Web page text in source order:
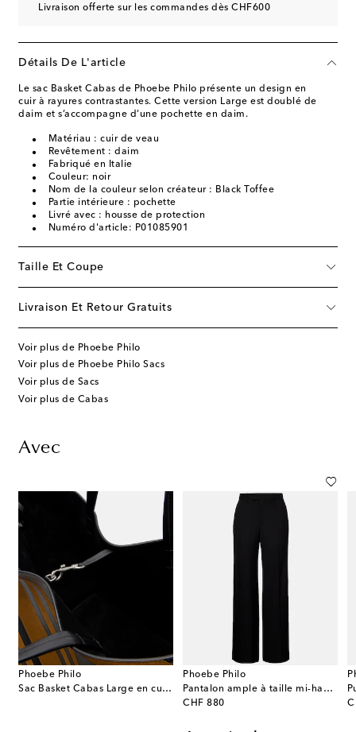
Livraison offerte sur les commandes dès CHF600
Détails De L'article
Le sac Basket Cabas de Phoebe Philo présente un design en
cuir à rayures contrastantes. Cette version Large est doublé de
daim et s’accompagne d’une pochette en daim.
Matériau : cuir de veau
Revêtement : daim
Fabriqué en Italie
Couleur: noir
Nom de la couleur selon créateur : Black Toffee
Partie intérieure : pochette
Livré avec : housse de protection
Numéro d'article: P01085901
Taille Et Coupe
Livraison Et Retour Gratuits
Voir plus de Phoebe Philo
Voir plus de Phoebe Philo Sacs
Voir plus de Sacs
Voir plus de Cabas
Avec
Phoebe Philo
Sac Basket Cabas Large en cuir et daim
Phoebe Philo
Pantalon ample à taille mi-haute
CHF 880
original price